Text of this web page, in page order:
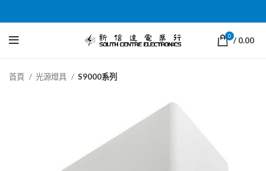
0 / 0.00
首頁 光源燈具 S9000系列